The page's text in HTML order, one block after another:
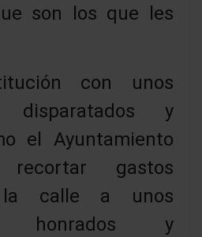
son los que les
con unos
y
el Ayuntamiento
gastos
calle a unos
honrados y